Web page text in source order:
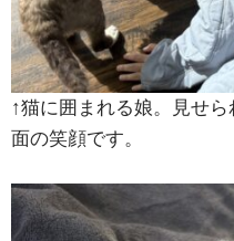
↑猫に囲まれる娘。見せ
面の笑顔です。